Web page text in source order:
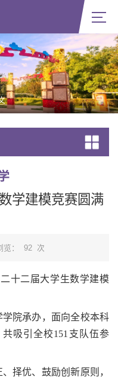
学建模竞赛圆满
览： 92 次
十二届大学生数学建模
院承办，面向全校本科
吸引全校151支队伍参
择优、鼓励创新原则，